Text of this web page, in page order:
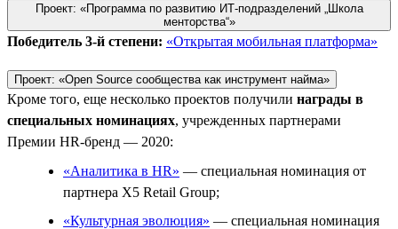
Проект: «Программа по развитию ИТ-подразделений „Школа
менторства“»
Победитель 3-й степени: «Открытая мобильная платформа»
Проект: «Open Source сообщества как инструмент найма»
Кроме того, еще несколько проектов получили награды в
специальных номинациях, учрежденных партнерами
Премии HR-бренд — 2020:
«Аналитика в HR» — специальная номинация от
партнера X5 Retail Group;
«Культурная эволюция» — специальная номинация